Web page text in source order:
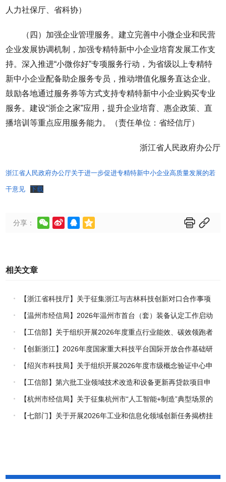
人力社保厅、省科协）
（四）加强企业管理服务。建立完善中小微企业和民营
企业发展协调机制，加强专精特新中小企业培育发展工作支
持。深入推进“小微你好”专项服务行动，为省级以上专精特
新中小企业配备助企服务专员，推动增值化服务直达企业。
鼓励各地通过服务券等方式支持专精特新中小企业购买专业
服务。建设“浙企之家”应用，提升企业培育、惠企政策、直
播培训等重点应用服务能力。（责任单位：省经信厅）
浙江省人民政府办公厅
浙江省人民政府办公厅关于进一步促进专精特新中小企业高质量发展的若
干意见 下载
分享：      
相关文章
【浙江省科技厅】关于征集浙江与吉林科技创新对口合作事项
的通知【温州市经信局】2026年温州市首台（套）装备认定工作启动
【工信部】关于组织开展2026年度重点行业能效、碳效领跑者
企业推荐工作的通知
【创新浙江】2026年度国家重大科技平台国际开放合作基础研
究专项（试点）项目指南
【绍兴市科技局】关于组织开展2026年度市级概念验证中心申
报工作的通知
【工信部】第六批工业领域技术改造和设备更新再贷款项目申
报工作启动
【杭州市经信局】关于征集杭州市“人工智能+制造”典型场景的
通知【七部门】关于开展2026年工业和信息化领域创新任务揭榜挂